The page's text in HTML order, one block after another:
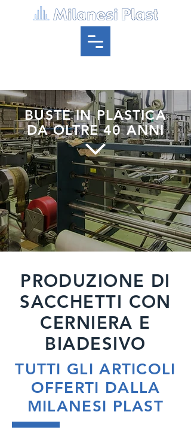
BUSTE IN PLASTICA
DA OLTRE 40 ANNI
PRODUZIONE DI
SACCHETTI CON
CERNIERA E
BIADESIVO
TUTTI GLI ARTICOLI
OFFERTI DALLA
MILANESI PLAST